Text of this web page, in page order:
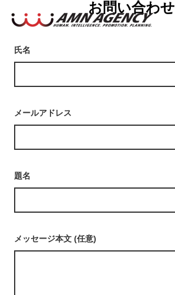
お問い合わせ
氏名
メールアドレス
題名
メッセージ本文 (任意)